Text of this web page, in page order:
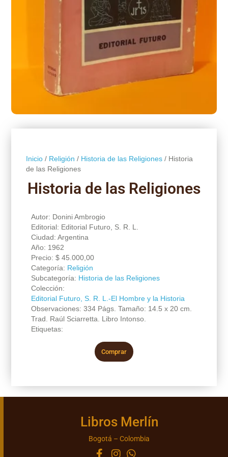
Inicio/ Religión / Historia de las Religiones/ Historia
de las Religiones
Historia de las Religiones
Autor: Donini Ambrogio
Editorial: Editorial Futuro, S. R. L.
Ciudad: Argentina
Año: 1962
Precio: $45.000,00
Categoría: Religión
Subcategoría: Historia de las Religiones
Colección:
Editorial Futuro, S. R. L.-El Hombre y la Historia
Observaciones: 334 Págs. Tamaño: 14.5 x 20 cm.
Trad. Raúl Sciarretta. Libro Intonso.
Etiquetas:
Comprar
Libros Merlín
Bogotá – Colombia